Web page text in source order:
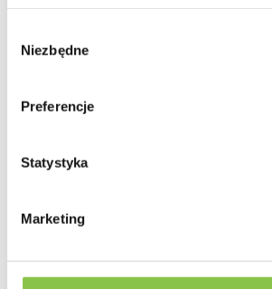
zgody
Niezbędne
Preferencje
Statystyka
Marketing
Głównie Indica
Geny
Mokum's Tulip x Auto Colorado Cookies
Od nasiona do zbioru
Przeznaczenie